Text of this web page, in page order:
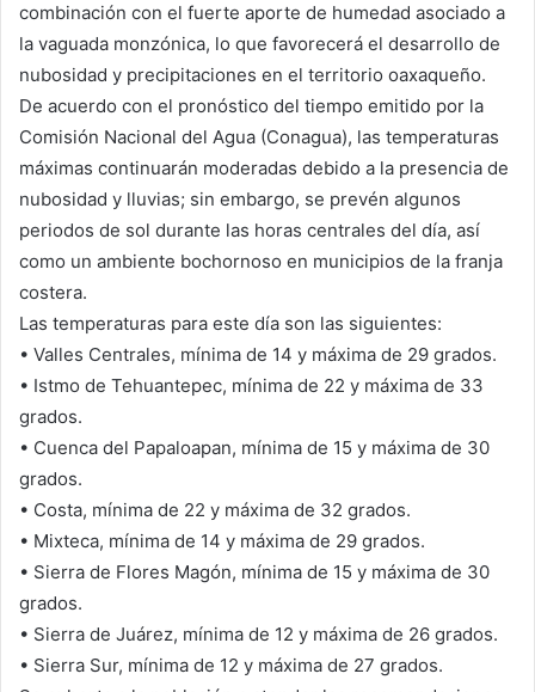
combinación con el fuerte aporte de humedad asociado a
la vaguada monzónica, lo que favorecerá el desarrollo de
nubosidad y precipitaciones en el territorio oaxaqueño.
De acuerdo con el pronóstico del tiempo emitido por la
Comisión Nacional del Agua (Conagua), las temperaturas
máximas continuarán moderadas debido a la presencia de
nubosidad y lluvias; sin embargo, se prevén algunos
periodos de sol durante las horas centrales del día, así
como un ambiente bochornoso en municipios de la franja
costera.
Las temperaturas para este día son las siguientes:
• Valles Centrales, mínima de 14 y máxima de 29 grados.
• Istmo de Tehuantepec, mínima de 22 y máxima de 33
grados.
• Cuenca del Papaloapan, mínima de 15 y máxima de 30
grados.
• Costa, mínima de 22 y máxima de 32 grados.
• Mixteca, mínima de 14 y máxima de 29 grados.
• Sierra de Flores Magón, mínima de 15 y máxima de 30
grados.
• Sierra de Juárez, mínima de 12 y máxima de 26 grados.
• Sierra Sur, mínima de 12 y máxima de 27 grados.